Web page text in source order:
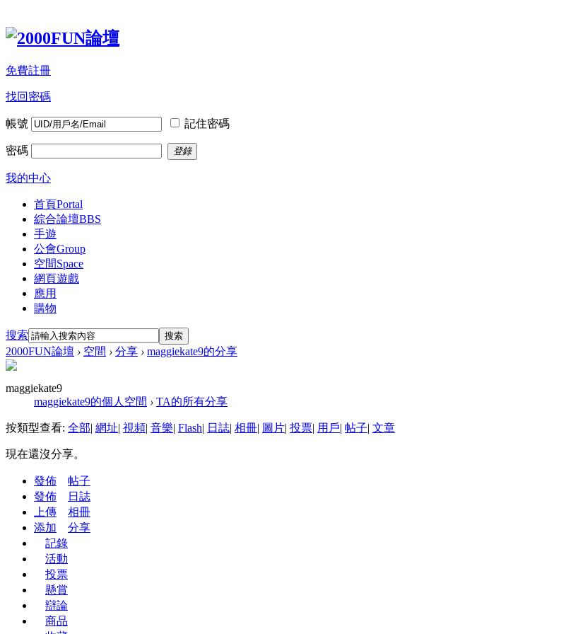
免費註冊
找回密碼
帳號 記住密碼
密碼 登錄
我的中心
首頁Portal
綜合論壇BBS
手遊
公會Group
空間Space
網頁遊戲
應用
購物
搜索 搜索
2000FUN論壇 › 空間 › 分享 › maggiekate9的分享
maggiekate9
maggiekate9的個人空間 › TA的所有分享
按類型查看: 全部| 網址| 視頻| 音樂| Flash| 日誌| 相冊| 圖片| 投票| 用戶| 帖子| 文章
現在還沒分享。
發佈
帖子
發佈
日誌
上傳
相冊
添加
分享
記錄
活動
投票
懸賞
辯論
商品